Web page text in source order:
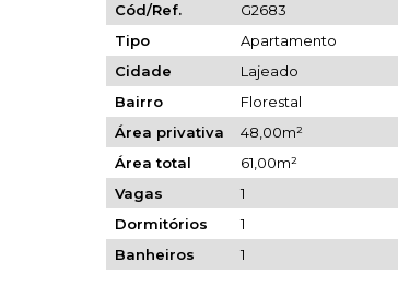
Cód/Ref.
G2683
Tipo
Apartamento
Cidade
Lajeado
Bairro
Florestal
Área privativa
48,00m²
Área total
61,00m²
Vagas
1
Dormitórios
1
Banheiros
1